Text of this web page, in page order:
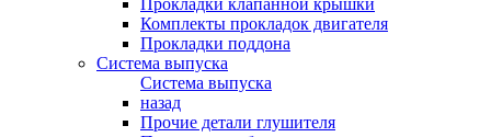
Прокладки клапанной крышки
Комплекты прокладок двигателя
Прокладки поддона
Система выпуска
Система выпуска
назад
Прочие детали глушителя